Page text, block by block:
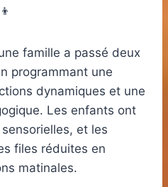
famille a passé deux
programmant une
dynamiques et une
Les enfants ont
et les
files réduites en
matinales.